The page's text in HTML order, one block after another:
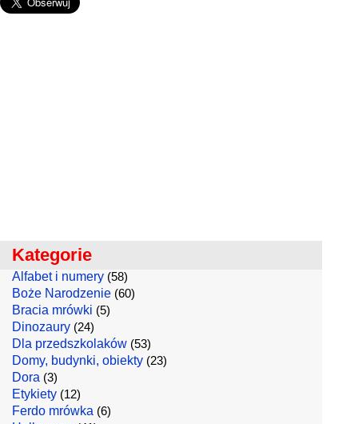
Kategorie
Alfabet i numery (58)
Boże Narodzenie (60)
Bracia mrówki (5)
Dinozaury (24)
Dla przedszkolaków (53)
Domy, budynki, obiekty (23)
Dora (3)
Etykiety (12)
Ferdo mrówka (6)